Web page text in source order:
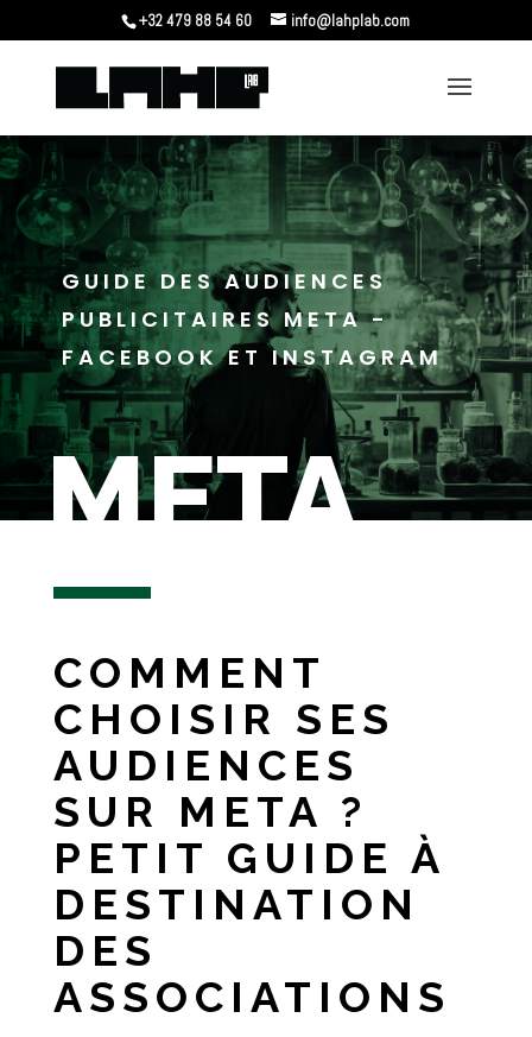
+32 479 88 54 60 info@lahplab.com
GUIDE DES AUDIENCES
PUBLICITAIRES META -
FACEBOOK ET INSTAGRAM
META
COMMENT
CHOISIR SES
AUDIENCES
SUR META ?
PETIT GUIDE À
DESTINATION
DES
ASSOCIATIONS